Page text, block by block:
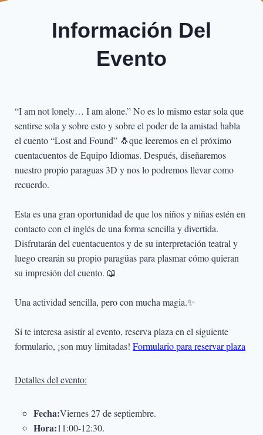
Información Del
Evento
“I am not lonely… I am alone.” No es lo mismo estar sola que
sentirse sola y sobre esto y sobre el poder de la amistad habla
el cuento “Lost and Found” 🐧que leeremos en el próximo
cuentacuentos de Equipo Idiomas. Después, diseñaremos
nuestro propio paraguas 3D y nos lo podremos llevar como
recuerdo.
Esta es una gran oportunidad de que los niños y niñas estén en
contacto con el inglés de una forma sencilla y divertida.
Disfrutarán del cuentacuentos y de su interpretación teatral y
luego crearán su propio paragüas para plasmar cómo quieran
su impresión del cuento. 📖
Una actividad sencilla, pero con mucha magia.✨
Si te interesa asistir al evento, reserva plaza en el siguiente
formulario, ¡son muy limitadas! Formulario para reservar plaza
Detalles del evento:
Fecha:Viernes 27 de septiembre.
Hora:11:00-12:30.